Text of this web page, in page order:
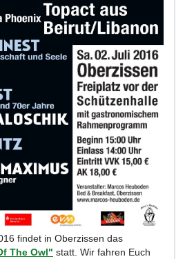
findet in Oberzissen das
The Owl" statt. Wir fahren Euch